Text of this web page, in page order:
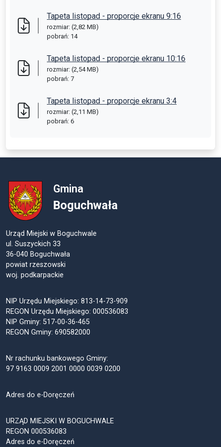
Tapeta listopad - proporcje ekranu 9:16
rozmiar: (2,82 MB)
pobrań: 14
Tapeta listopad - proporcje ekranu 10:16
rozmiar: (2,54 MB)
pobrań: 7
Tapeta listopad - proporcje ekranu 3:4
rozmiar: (2,11 MB)
pobrań: 6
Gmina
Boguchwała
Urząd Miejski w Boguchwale
ul. Suszyckich 33
36-040 Boguchwała
powiat rzeszowski
woj. podkarpackie
NIP Urzędu Miejskiego: 813-14-73-909
REGON Urzędu Miejskiego: 000536083
NIP Gminy: 517-00-36-465
REGON Gminy: 690582000
Nr rachunku bankowego Gminy:
97 9163 0009 2001 0000 0039 0200
Adres do e-Doręczeń
URZĄD MIEJSKI W BOGUCHWALE
REGON 000536083
Adres do e-Doręczeń